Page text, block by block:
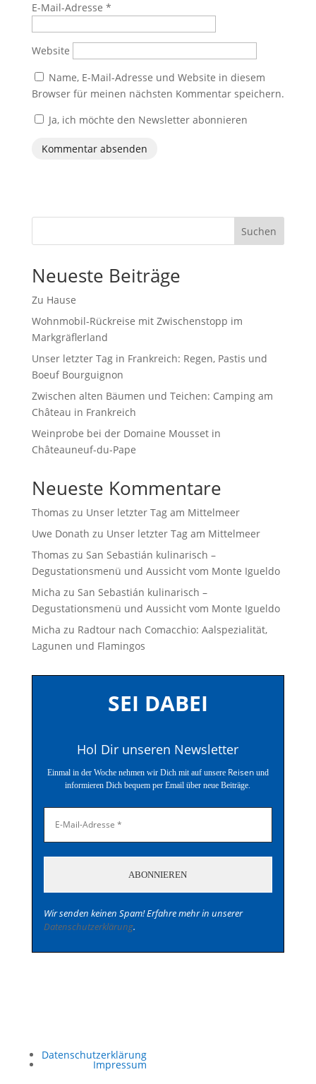
E-Mail-Adresse *
Website
Name, E-Mail-Adresse und Website in diesem
Browser für meinen nächsten Kommentar speichern.
Ja, ich möchte den Newsletter abonnieren
Suchen
Neueste Beiträge
Zu Hause
Wohnmobil-Rückreise mit Zwischenstopp im
Markgräflerland
Unser letzter Tag in Frankreich: Regen, Pastis und
Boeuf Bourguignon
Zwischen alten Bäumen und Teichen: Camping am
Château in Frankreich
Weinprobe bei der Domaine Mousset in
Châteauneuf-du-Pape
Neueste Kommentare
Thomas zu Unser letzter Tag am Mittelmeer
Uwe Donath zu Unser letzter Tag am Mittelmeer
Thomas zu San Sebastián kulinarisch –
Degustationsmenü und Aussicht vom Monte Igueldo
Micha zu San Sebastián kulinarisch –
Degustationsmenü und Aussicht vom Monte Igueldo
Micha zu Radtour nach Comacchio: Aalspezialität,
Lagunen und Flamingos
SEI DABEI
Hol Dir unseren Newsletter
Einmal in der Woche nehmen wir Dich mit auf unsere Reisenund
informieren Dich bequem per Email über neue Beiträge.
Wir senden keinen Spam! Erfahre mehr in unserer
Datenschutzerklärung.
Datenschutzerklärung
Impressum